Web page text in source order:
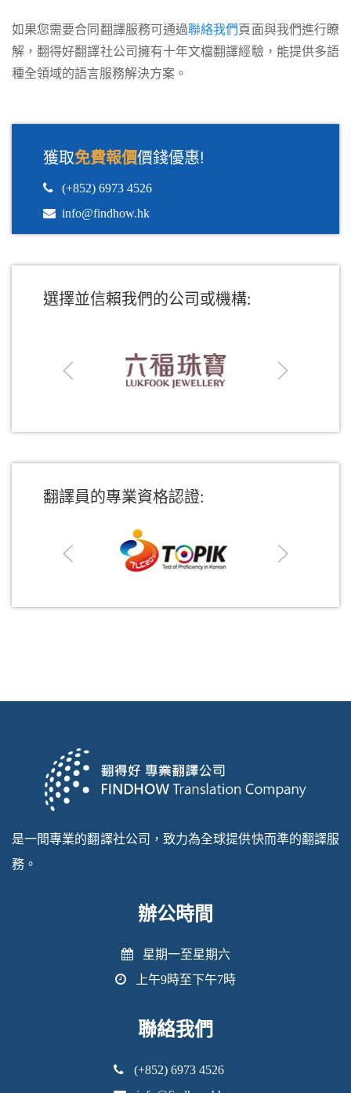
如果您需要合同翻譯服務可通過聯絡我們 頁面與我們進行瞭
解，翻得好翻譯社公司擁有十年文檔翻譯經驗，能提供多語
種全領域的語言服務解決方案。
獲取免費報價價錢優惠!
選擇並信賴我們的公司或機構:
翻譯員的專業資格認證:
是一間專業的翻譯社公司，致力為全球提供快而準的翻譯服
務。
辦公時間
星期一至星期六
上午9時至下午7時
聯絡我們